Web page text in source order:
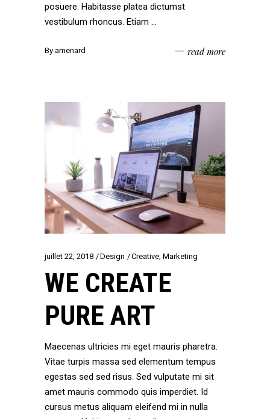
posuere. Habitasse platea dictumst
vestibulum rhoncus. Etiam
By amenard read more
juillet 22, 2018 Design Creative Marketing
WE CREATE
PURE ART
Maecenas ultricies mi eget mauris pharetra.
Vitae turpis massa sed elementum tempus
egestas sed sed risus. Sed vulputate mi sit
amet mauris commodo quis imperdiet. Id
cursus metus aliquam eleifend mi in nulla